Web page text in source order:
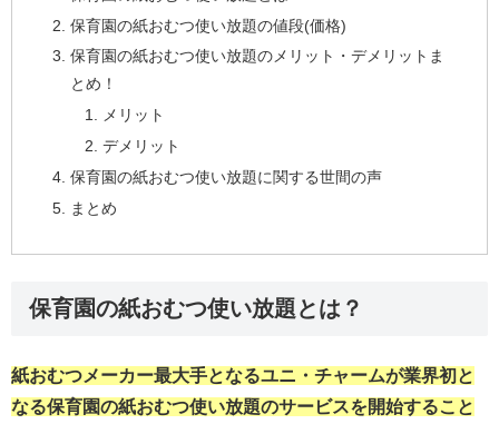
保育園の紙おむつ使い放題の値段(価格)
保育園の紙おむつ使い放題のメリット・デメリットま
とめ！
メリット
デメリット
保育園の紙おむつ使い放題に関する世間の声
まとめ
保育園の紙おむつ使い放題とは？
紙おむつメーカー最大手となるユニ・チャームが業界初と
なる保育園の紙おむつ使い放題のサービスを開始すること